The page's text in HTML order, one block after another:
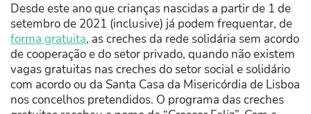
Desde este ano que crianças nascidas a partir de 1 de
setembro de 2021 (inclusive) já podem frequentar, de
forma gratuita, as creches da rede solidária sem acordo
de cooperação e do setor privado, quando não existem
vagas gratuitas nas creches do setor social e solidário
com acordo ou da Santa Casa da Misericórdia de Lisboa
nos concelhos pretendidos. O programa das creches